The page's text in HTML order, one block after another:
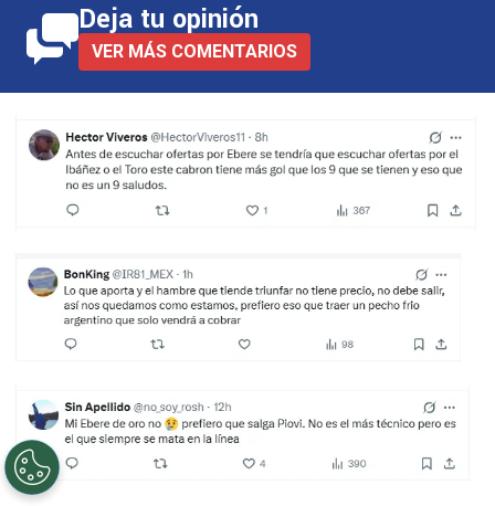
Deja tu opinión
VER MÁS COMENTARIOS